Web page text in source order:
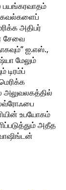
பயங்கரவாதம்
தகவல்களைப்
அதிபர்
சேவை
ஐ.எஸ்.,
மேலும்
டிரம்ப்
அலுவலகத்தில்
உபயோகம்
அதீத